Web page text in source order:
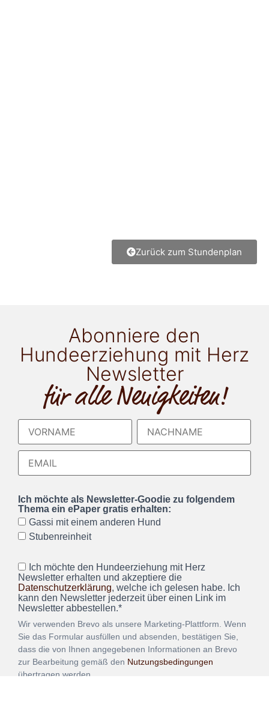
Zurück zum Stundenplan
Abonniere den
Hundeerziehung mit Herz
Newsletter
für alle Neuigkeiten!
Ich möchte als Newsletter-Goodie zu folgendem
Thema ein ePaper gratis erhalten:
Gassi mit einem anderen Hund
Stubenreinheit
Ich möchte den Hundeerziehung mit Herz
Newsletter erhalten und akzeptiere die
Datenschutzerklärung, welche ich gelesen habe. Ich
kann den Newsletter jederzeit über einen Link im
Newsletter abbestellen.*
Wir verwenden Brevo als unsere Marketing-Plattform. Wenn
Sie das Formular ausfüllen und absenden, bestätigen Sie,
dass die von Ihnen angegebenen Informationen an Brevo
zur Bearbeitung gemäß den Nutzungsbedingungen
übertragen werden.